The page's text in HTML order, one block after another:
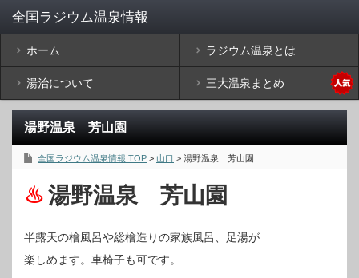
ホーム ラジウム温泉とは
湯治について 三大温泉まとめ
湯野温泉 芳山園
全国ラジウム温泉情報 TOP > 山口 > 湯野温泉 芳山園
湯野温泉 芳山園
半露天の檜風呂や総檜造りの家族風呂、足湯が
楽しめます。車椅子も可です。